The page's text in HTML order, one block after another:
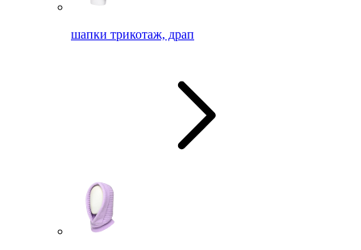
шапки трикотаж, драп